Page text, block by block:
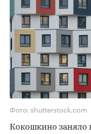
Фото: shutterstock.com
Кокошкино заняло